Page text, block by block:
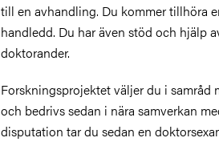
till en avhandling. Du kommer tillhöra
handledd. Du har även stöd och hjälp
doktorander.
Forskningsprojektet väljer du i
och bedrivs sedan i nära samverkan
disputation tar du sedan en